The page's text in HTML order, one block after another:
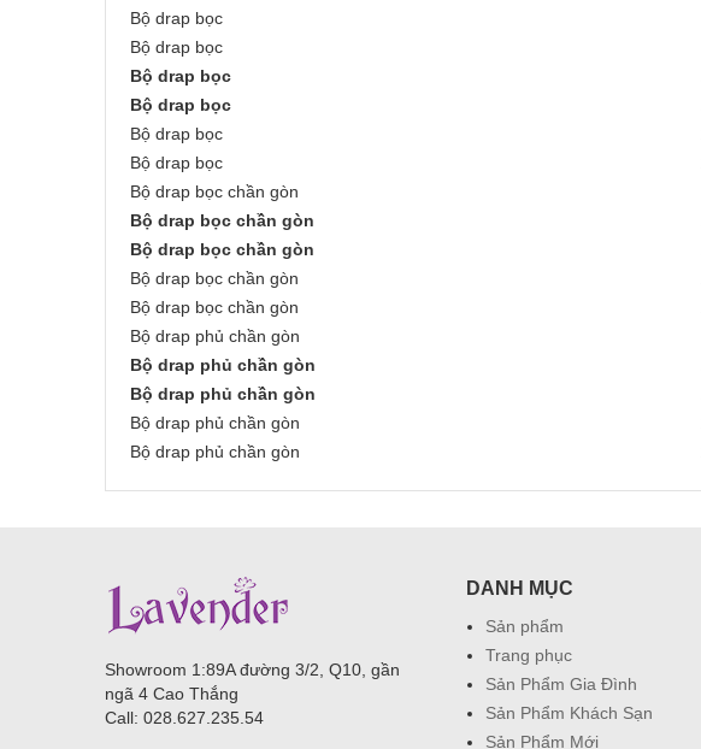
Bộ drap bọc
Bộ drap bọc
Bộ drap bọc
Bộ drap bọc
Bộ drap bọc
Bộ drap bọc
Bộ drap bọc chần gòn
Bộ drap bọc chần gòn
Bộ drap bọc chần gòn
Bộ drap bọc chần gòn
Bộ drap bọc chần gòn
Bộ drap phủ chần gòn
Bộ drap phủ chần gòn
Bộ drap phủ chần gòn
Bộ drap phủ chần gòn
Bộ drap phủ chần gòn
Showroom 1:89A đường 3/2, Q10, gần
ngã 4 Cao Thắng
Call: 028.627.235.54
DANH MỤC
Sản phẩm
Trang phục
Sản Phẩm Gia Đình
Sản Phẩm Khách Sạn
Sản Phẩm Mới